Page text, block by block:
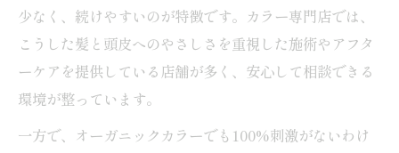
カラー専門店のオーガニック白髪染めの持
続力とは
オーガニックカラーで白髪がしっかり染ま
る理由
髪や頭皮にやさしい白髪染めのメリット解
少なく、続けやすいのが特徴です。カラー専門店では、
こうした髪と頭皮へのやさしさを重視した施術やアフタ
ーケアを提供している店舗が多く、安心して相談できる
環境が整っています。
一方で、オーガニックカラーでも100%刺激がないわけ